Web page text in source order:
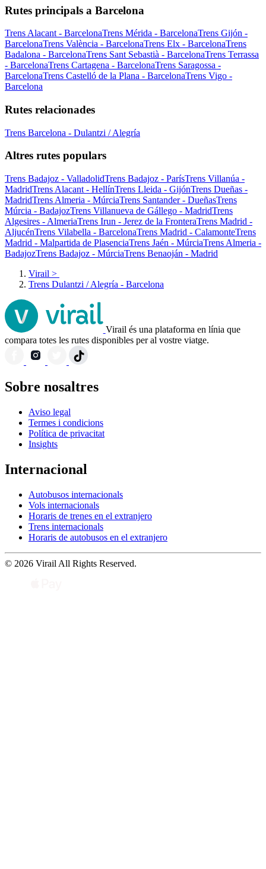
Rutes principals a Barcelona
Trens Alacant - BarcelonaTrens Mérida - BarcelonaTrens Gijón -
BarcelonaTrens València - BarcelonaTrens Elx - BarcelonaTrens
Badalona - BarcelonaTrens Sant Sebastià - BarcelonaTrens Terrassa
- BarcelonaTrens Cartagena - BarcelonaTrens Saragossa -
BarcelonaTrens Castelló de la Plana - BarcelonaTrens Vigo -
Barcelona
Rutes relacionades
Trens Barcelona - Dulantzi / Alegría
Altres rutes populars
Trens Badajoz - ValladolidTrens Badajoz - ParísTrens Villanúa -
MadridTrens Alacant - HellínTrens Lleida - GijónTrens Dueñas -
MadridTrens Almeria - MúrciaTrens Santander - DueñasTrens
Múrcia - BadajozTrens Villanueva de Gállego - MadridTrens
Algesires - AlmeriaTrens Irun - Jerez de la FronteraTrens Madrid -
AljucénTrens Vilabella - BarcelonaTrens Madrid - CalamonteTrens
Madrid - Malpartida de PlasenciaTrens Jaén - MúrciaTrens Almeria -
BadajozTrens Badajoz - MúrciaTrens Benaoján - Madrid
Virail >
Trens Dulantzi / Alegría - Barcelona
Virail és una plataforma en línia que
compara totes les rutes disponibles per al vostre viatge.
Sobre nosaltres
Aviso legal
Termes i condicions
Política de privacitat
Insights
Internacional
Autobusos internacionals
Vols internacionals
Horaris de trenes en el extranjero
Trens internacionals
Horaris de autobusos en el extranjero
© 2026 Virail All Rights Reserved.